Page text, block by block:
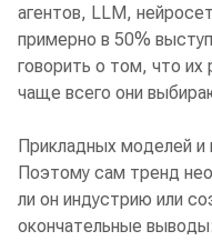
агентов, LLM,
примерно в 50%
говорить о том, что их
чаще всего они
Прикладных моделей и
Поэтому сам тренд
ли он индустрию или
окончательные